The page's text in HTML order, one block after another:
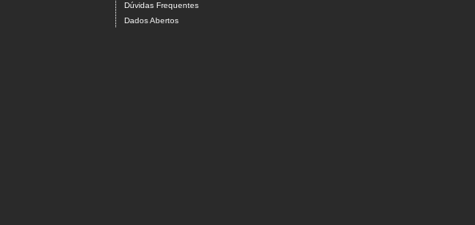
Dúvidas Frequentes
Dados Abertos